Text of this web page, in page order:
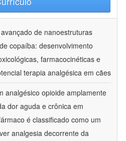
de nanoestruturas
copaíba: desenvolvimento
farmacocinéticas e
terapia analgésica em cães
analgésico opioide amplamente
dor aguda e crônica em
é classificado como um
analgesia decorrente da